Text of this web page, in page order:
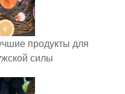
продукты для
силы